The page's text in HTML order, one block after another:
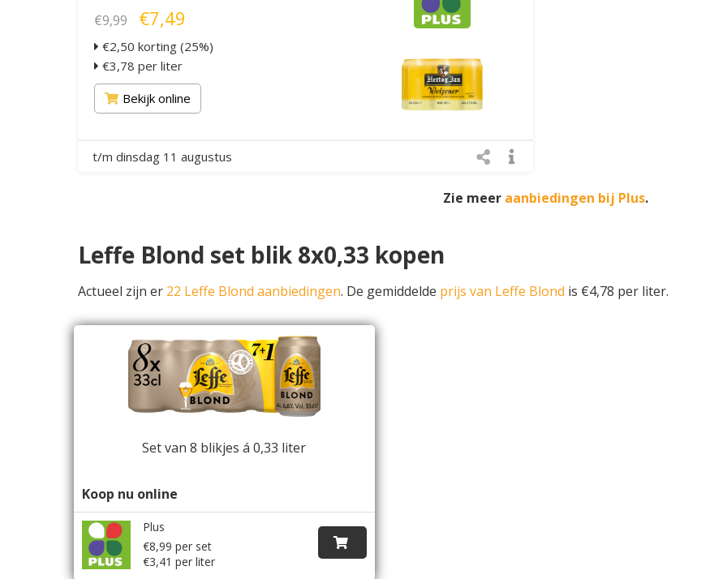
€9,99 €7,49
€2,50 korting (25%)
€3,78 per liter
Bekijk online
t/m dinsdag 11 augustus
Zie meer aanbiedingen bij Plus.
Leffe Blond set blik 8x0,33 kopen
Actueel zijn er 22 Leffe Blond aanbiedingen. De gemiddelde prijs van Leffe Blond is €4,78 per liter.
Set van 8 blikjes á 0,33 liter
Koop nu online
Plus
€8,99 per set
€3,41 per liter